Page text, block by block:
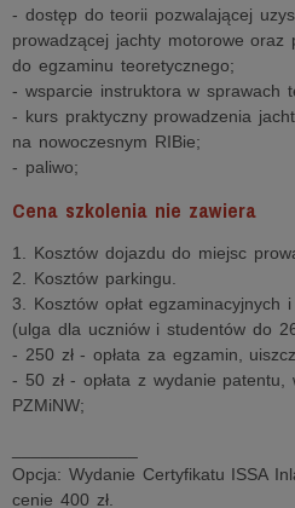
- dostęp do teorii pozwalającej
prowadzącej jachty motorowe oraz
do egzaminu teoretycznego;
- wsparcie instruktora w sprawach
- kurs praktyczny prowadzenia
na nowoczesnym RIBie;
- paliwo;
Cena szkolenia nie zawiera
1. Kosztów dojazdu do miejsc
2. Kosztów parkingu.
3. Kosztów opłat egzaminacyjnych
(ulga dla uczniów i studentów do
- 250 zł - opłata za egzamin,
- 50 zł - opłata z wydanie patentu,
PZMiNW;
Opcja: Wydanie Certyfikatu ISSA
cenie 400 zł.